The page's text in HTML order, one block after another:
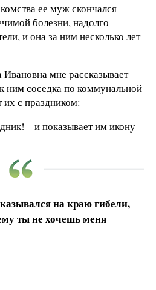
ее муж скончался
болезни, надолго
и она за ним несколько лет
мне рассказывает
ним соседка по коммунальной
их с праздником:
– и показывает им икону
на краю гибели,
ты не хочешь меня